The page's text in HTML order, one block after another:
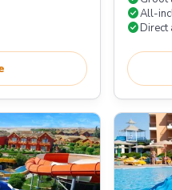
check_circleAll-
check_circleDirect